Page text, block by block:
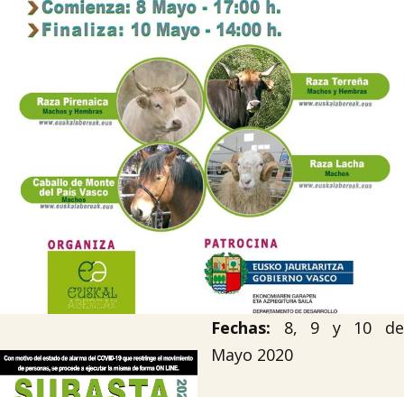
Tablón de anuncios
Lursail Market
Fechas: 8, 9 y 10 de
Mayo 2020